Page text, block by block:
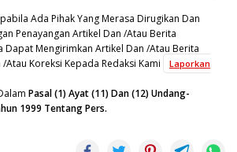
Ada Pihak Yang Merasa Dirugikan Dan
Penayangan Artikel Dan /Atau Berita
Dapat Mengirimkan Artikel Dan /Atau Berita
Atau Koreksi Kepada Redaksi Kami
Laporkan
Pasal (1) Ayat (11) Dan (12) Undang-
1999 Tentang Pers.